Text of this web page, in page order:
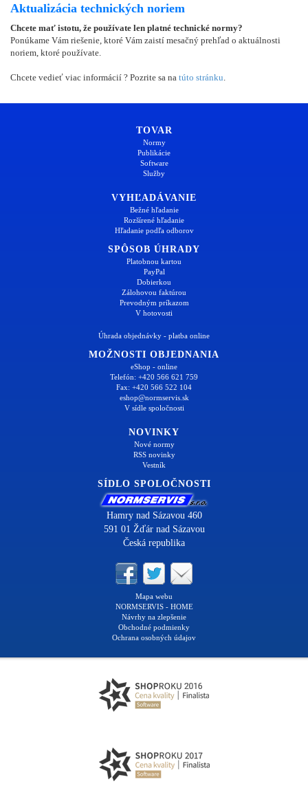
Aktualizácia technických noriem
Chcete mať istotu, že používate len platné technické normy?
Ponúkame Vám riešenie, ktoré Vám zaistí mesačný prehľad o aktuálnosti
noriem, ktoré používate.
Chcete vedieť viac informácií ? Pozrite sa na túto stránku
TOVAR
Normy
Publikácie
Software
Služby
VYHĽADÁVANIE
Bežné hľadanie
Rozšírené hľadanie
Hľadanie podľa odborov
SPÔSOB ÚHRADY
Platobnou kartou
PayPal
Dobierkou
Zálohovou faktúrou
Prevodným príkazom
V hotovosti
Úhrada objednávky - platba online
MOŽNOSTI OBJEDNANIA
eShop - online
Telefón: +420 566 621 759
Fax: +420 566 522 104
eshop@normservis.sk
V sídle spoločnosti
NOVINKY
Nové normy
RSS novinky
Vestník
SÍDLO SPOLOČNOSTI
Hamry nad Sázavou 460
591 01 Žďár nad Sázavou
Česká republika
Mapa webu
NORMSERVIS - HOME
Návrhy na zlepšenie
Obchodné podmienky
Ochrana osobných údajov